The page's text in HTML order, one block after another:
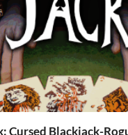
Cursed Blackjack-